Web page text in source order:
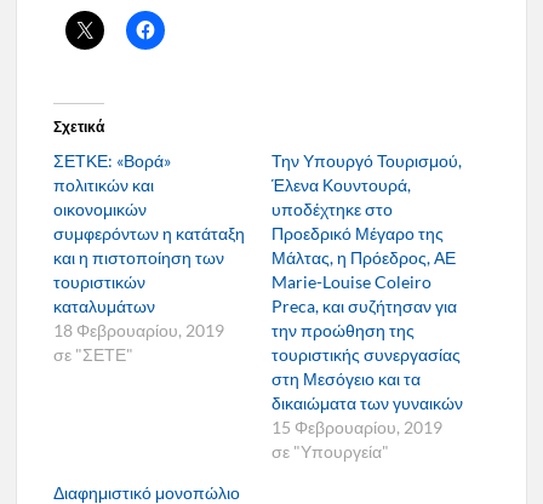
Σχετικά
ΣΕΤΚΕ: «Βορά»
πολιτικών και
οικονομικών
συμφερόντων η κατάταξη
και η πιστοποίηση των
τουριστικών
καταλυμάτων
18 Φεβρουαρίου, 2019
σε "ΣΕΤΕ"
Την Υπουργό Τουρισμού,
Έλενα Κουντουρά,
υποδέχτηκε στο
Προεδρικό Μέγαρο της
Μάλτας, η Πρόεδρος, ΑΕ
Marie-Louise Coleiro
Preca, και συζήτησαν για
την προώθηση της
τουριστικής συνεργασίας
στη Μεσόγειο και τα
δικαιώματα των γυναικών
15 Φεβρουαρίου, 2019
σε "Υπουργεία"
Διαφημιστικό μονοπώλιο